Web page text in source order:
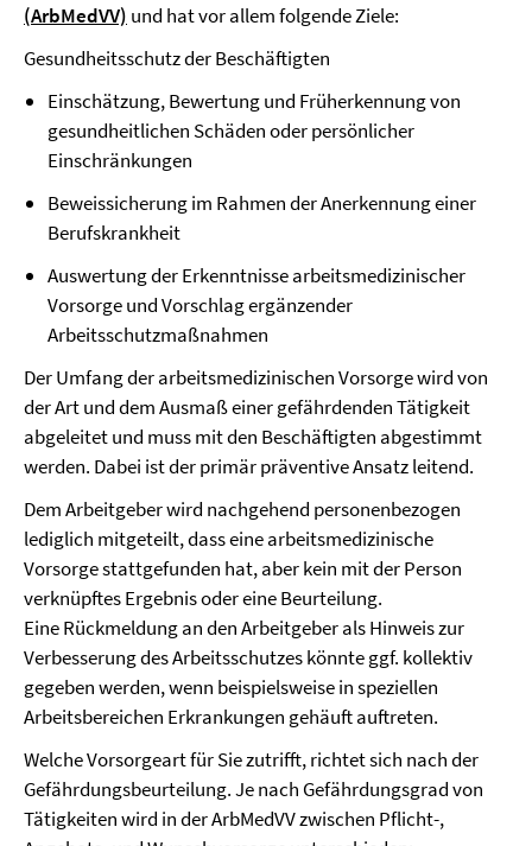
(ArbMedVV) und hat vor allem folgende Ziele:
Gesundheitsschutz der Beschäftigten
Einschätzung, Bewertung und Früherkennung von
gesundheitlichen Schäden oder persönlicher
Einschränkungen
Beweissicherung im Rahmen der Anerkennung einer
Berufskrankheit
Auswertung der Erkenntnisse arbeitsmedizinischer
Vorsorge und Vorschlag ergänzender
Arbeitsschutzmaßnahmen
Der Umfang der arbeitsmedizinischen Vorsorge wird von
der Art und dem Ausmaß einer gefährdenden Tätigkeit
abgeleitet und muss mit den Beschäftigten abgestimmt
werden. Dabei ist der primär präventive Ansatz leitend.
Dem Arbeitgeber wird nachgehend personenbezogen
lediglich mitgeteilt, dass eine arbeitsmedizinische
Vorsorge stattgefunden hat, aber kein mit der Person
verknüpftes Ergebnis oder eine Beurteilung.
Eine Rückmeldung an den Arbeitgeber als Hinweis zur
Verbesserung des Arbeitsschutzes könnte ggf. kollektiv
gegeben werden, wenn beispielsweise in speziellen
Arbeitsbereichen Erkrankungen gehäuft auftreten.
Welche Vorsorgeart für Sie zutrifft, richtet sich nach der
Gefährdungsbeurteilung. Je nach Gefährdungsgrad von
Tätigkeiten wird in der ArbMedVV zwischen Pflicht-,